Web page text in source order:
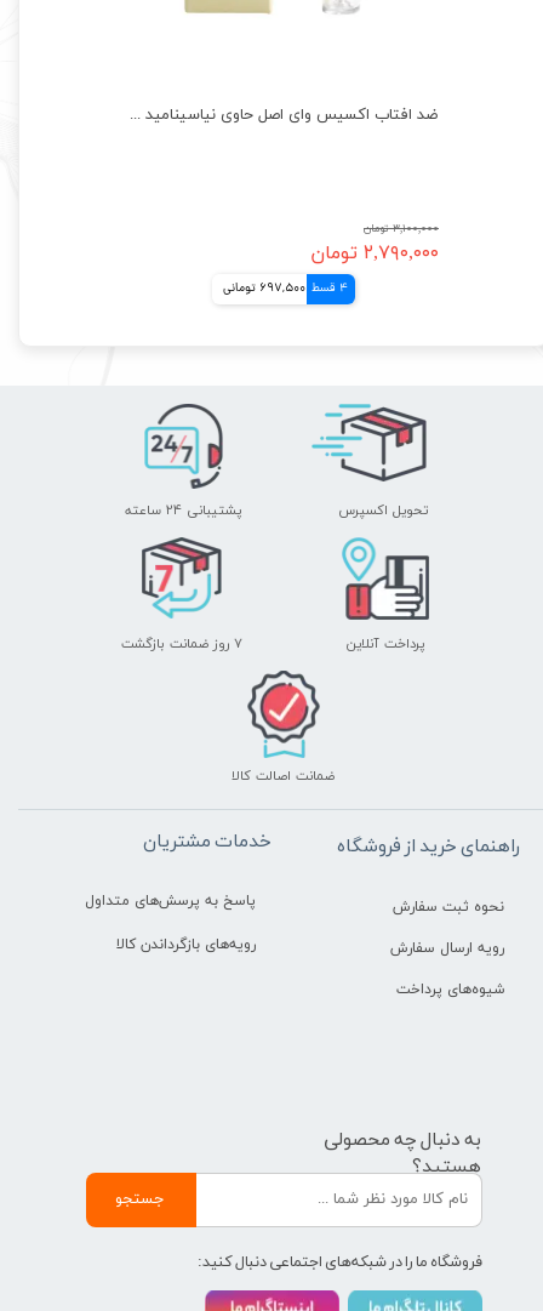
ضد افتاب اکسیس وای اصل حاوی نیاسینامید و ویتامینه AXIS-Y
۳,۱۰۰,۰۰۰ تومان
۲,۷۹۰,۰۰۰ تومان
4 قسط 697,500 تومانی
تحویل اکسپرس پشتیبانی ۲۴ ساعته
پرداخت آنلاین ۷ روز ضمانت بازگشت
ضمانت اصالت کالا
راهنمای خرید از فروشگاه
نحوه ثبت سفارش
رویه ارسال سفارش
شیوه‌های پرداخت
خدمات مشتریان
پاسخ به پرسش‌های متداول
رویه‌های بازگرداندن کالا
به دنبال چه محصولی
هستید؟
جستجو
فروشگاه ما را در شبکه‌های اجتماعی دنبال کنید: